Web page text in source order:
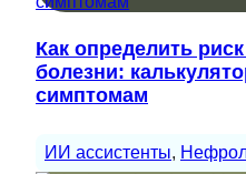
Как определить
болезни:
симптомам
ИИ ассистенты,